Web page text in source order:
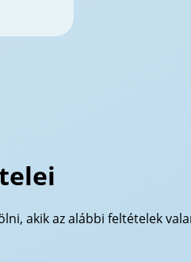
akik az alábbi feltételek